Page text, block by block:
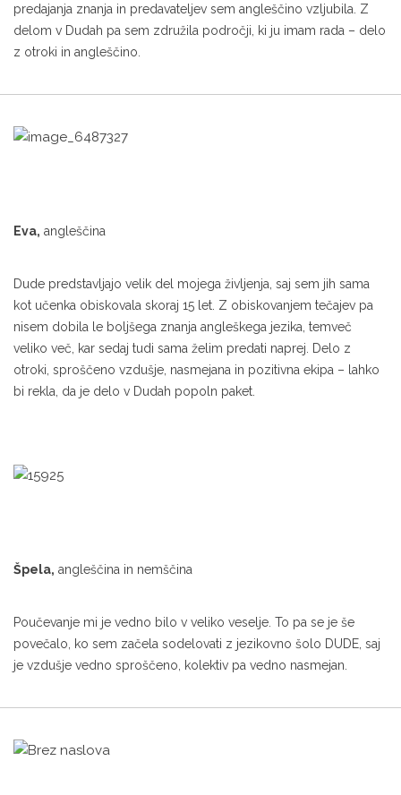
predajanja znanja in predavateljev sem angleščino vzljubila. Z
delom v Dudah pa sem združila področji, ki ju imam rada – delo
z otroki in angleščino.
Eva, angleščina
Dude predstavljajo velik del mojega življenja, saj sem jih sama
kot učenka obiskovala skoraj 15 let. Z obiskovanjem tečajev pa
nisem dobila le boljšega znanja angleškega jezika, temveč
veliko več, kar sedaj tudi sama želim predati naprej. Delo z
otroki, sproščeno vzdušje, nasmejana in pozitivna ekipa – lahko
bi rekla, da je delo v Dudah popoln paket.
Špela, angleščina in nemščina
Poučevanje mi je vedno bilo v veliko veselje. To pa se je še
povečalo, ko sem začela sodelovati z jezikovno šolo DUDE, saj
je vzdušje vedno sproščeno, kolektiv pa vedno nasmejan.